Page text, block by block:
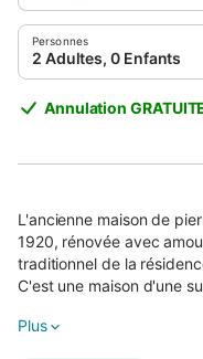
Personnes
2 Adultes, 0 Enfants
Annulation
L'ancienne maison de
1920, rénovée avec
traditionnel de la
C'est une maison d'une
Entièrement meublée et
Plus